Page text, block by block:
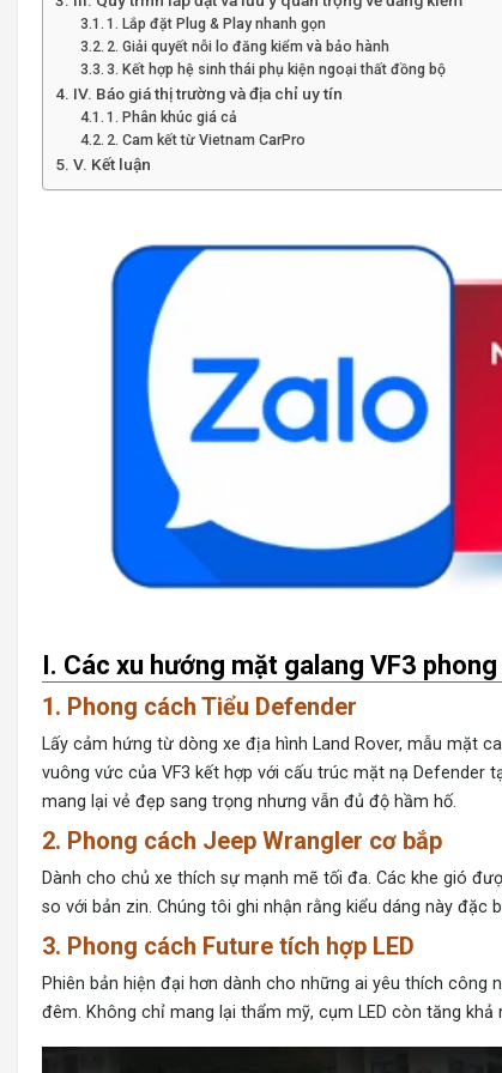
1. Lắp đặt Plug & Play nhanh gọn
2. Giải quyết nỗi lo đăng kiểm và bảo hành
3. Kết hợp hệ sinh thái phụ kiện ngoại thất đồng bộ
IV. Báo giá thị trường và địa chỉ uy tín
1. Phân khúc giá cả
2. Cam kết từ Vietnam CarPro
V. Kết luận
I. Các xu hướng mặt galang VF3
1. Phong cách Tiểu Defender
Lấy cảm hứng từ dòng xe địa hình Land Rover, mẫu mặt
vuông vức của VF3 kết hợp với cấu trúc mặt nạ
mang lại vẻ đẹp sang trọng nhưng vẫn đủ độ hầm hố.
2. Phong cách Jeep Wrangler cơ bắp
Dành cho chủ xe thích sự mạnh mẽ tối đa. Các khe gió
so với bản zin. Chúng tôi ghi nhận rằng kiểu dáng này
3. Phong cách Future tích hợp LED
Phiên bản hiện đại hơn dành cho những ai yêu thích công
đêm. Không chỉ mang lại thẩm mỹ, cụm LED còn tăng khả